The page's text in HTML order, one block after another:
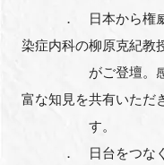
． 日本から権威ド
染症内科の柳原克紀教
がご登壇。感染
富な知見を共有いただ
す。
． 日台をつなぐ臨